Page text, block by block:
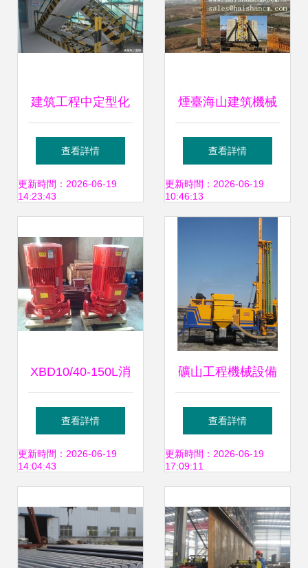
建筑工程中定型化
工地設施 安裝便
捷、重復使用、經
勢
查看詳情
更新時間：2026-06-19
14:23:43
煙臺海山建筑機械
有限公司 引領建筑
設備創新與卓越
查看詳情
更新時間：2026-06-19
10:46:13
XBD10/40-150L消
防泵 上海泉爾廠家
直銷，為建筑消防
查看詳情
更新時間：2026-06-19
14:04:43
礦山工程機械設備
簡介篇——高效穿
孔的利器 牙輪鉆機
查看詳情
更新時間：2026-06-19
17:09:11